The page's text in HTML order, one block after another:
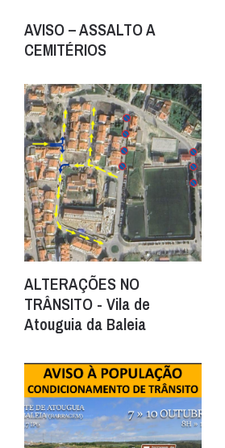
AVISO – ASSALTO A
CEMITÉRIOS
ALTERAÇÕES NO
TRÂNSITO - Vila de
Atouguia da Baleia